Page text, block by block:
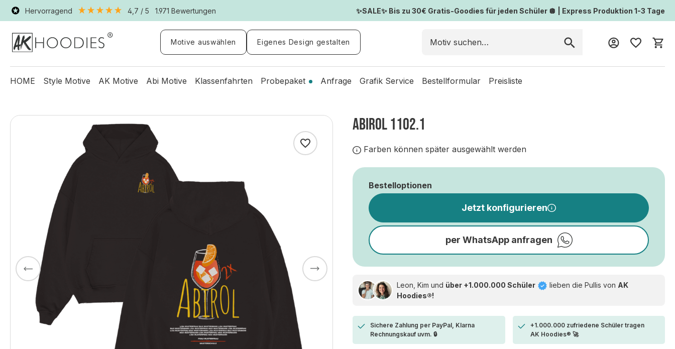
Hervorragend 4,7 / 5 1.971 Bewertungen ✨SALE✨ Bis zu 30€ Gratis-Goodies für jeden Schüler 🪩 | Express Produktion 1-3 Tage
Motive auswählen Eigenes Design gestalten
HOME Style Motive AK Motive Abi Motive Klassenfahrten Probepaket Anfrage Grafik Service Bestellformular Preisliste
ABIROL 1102.1
Farben können später ausgewählt werden
Bestelloptionen
Jetzt konfigurieren
per WhatsApp anfragen
Leon, Kim und über +1.000.000 Schüler lieben die Pullis von AK
Hoodies®!
Sichere Zahlung per PayPal, Klarna
Rechnungskauf uvm. 🔒
+1.000.000 zufriedene Schüler tragen
AK Hoodies® 🚀